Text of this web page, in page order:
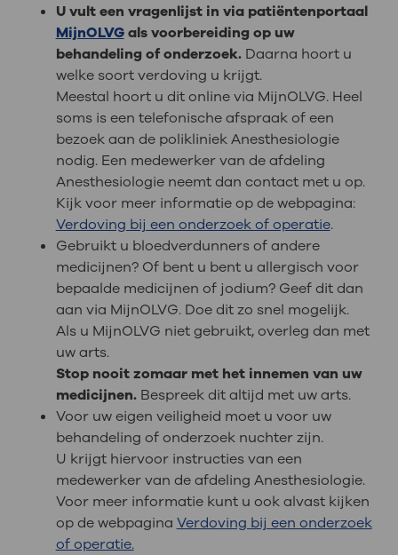
U vult een vragenlijst in via patiëntenportaal
MijnOLVGals voorbereiding op uw
behandeling of onderzoek.Daarna hoort u
welke soort verdoving u krijgt.
Meestal hoort u dit online via MijnOLVG. Heel
soms is een telefonische afspraak of een
bezoek aan de polikliniek Anesthesiologie
nodig. Een medewerker van de afdeling
Anesthesiologie neemt dan contact met u op.
Kijk voor meer informatie op de webpagina:
Verdoving bij een onderzoek of operatie.
Gebruikt u bloedverdunners of andere
medicijnen? Of bent u bent u allergisch voor
bepaalde medicijnen of jodium? Geef dit dan
aan via MijnOLVG. Doe dit zo snel mogelijk.
Als u MijnOLVG niet gebruikt, overleg dan met
uw arts.
Stop nooit zomaar met het innemen van uw
medicijnen.Bespreek dit altijd met uw arts.
Voor uw eigen veiligheid moet u voor uw
behandeling of onderzoek nuchter zijn.
U krijgt hiervoor instructies van een
medewerker van de afdeling Anesthesiologie.
Voor meer informatie kunt u ook alvast kijken
op de webpagina Verdoving bij een onderzoek
of operatie.